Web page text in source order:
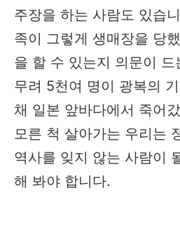
주장을 하는 사람도 있습
족이 그렇게 생매장을 당
을 할 수 있는지 의문이 드
무려 5천여 명이 광복의
채 일본 앞바다에서 죽어
모른 척 살아가는 우리는
역사를 잊지 않는 사람이
해 봐야 합니다.